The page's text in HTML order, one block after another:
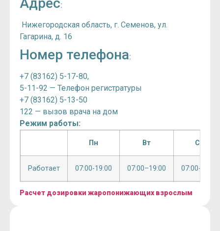
Адрес:
Нижегородская область, г. Семенов, ул.
Гагарина, д. 16
Номер телефона:
+7 (83162) 5-17-80,
5-11-92 — Телефон регистратуры
+7 (83162) 5-13-50
122 — вызов врача на дом
Режим работы:
Пн Вт Ср
Работает 07:00-19:00 07:00–19:00 07:00-19:00
Расчет дозировки жаропонижающих взрослым